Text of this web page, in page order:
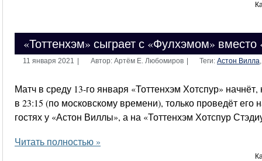
«Тоттенхэм» сыграет с «Фулхэмом»
11 января 2021 Автор: Артём Е. Любомиров Теги: Астон Вилла
Матч в среду 13-го января «Тоттенхэм Хотспур»
в 23:15 (по московскому времени), только проведёт
гостях у «Астон Виллы», а на «Тоттенхэм Хотспур
Читать полностью »